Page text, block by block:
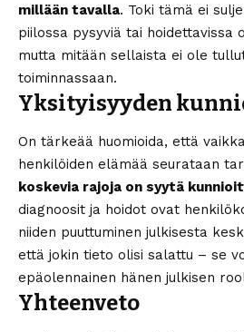
millään tavalla. Toki tämä ei
piilossa pysyviä tai hoidettavissa
mutta mitään sellaista ei ole
toiminnassaan.
Yksityisyyden
On tärkeää huomioida, että
henkilöiden elämää seurataan
koskevia rajoja on syytä
diagnoosit ja hoidot ovat
niiden puuttuminen julkisesta
että jokin tieto olisi salattu – se
epäolennainen hänen julkisen
Yhteenveto